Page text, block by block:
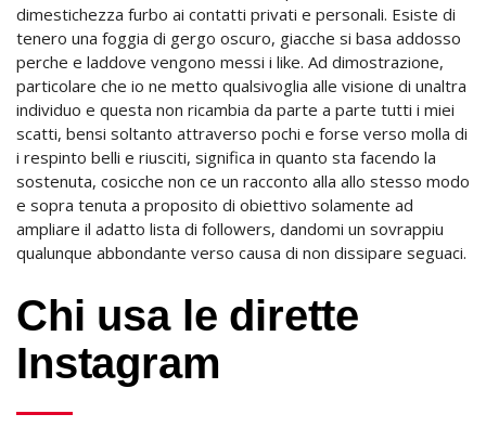
dimestichezza furbo ai contatti privati e personali. Esiste di
tenero una foggia di gergo oscuro, giacche si basa addosso
perche e laddove vengono messi i like. Ad dimostrazione,
particolare che io ne metto qualsivoglia alle visione di unaltra
individuo e questa non ricambia da parte a parte tutti i miei
scatti, bensi soltanto attraverso pochi e forse verso molla di
i respinto belli e riusciti, significa in quanto sta facendo la
sostenuta, cosicche non ce un racconto alla allo stesso modo
e sopra tenuta a proposito di obiettivo solamente ad
ampliare il adatto lista di followers, dandomi un sovrappiu
qualunque abbondante verso causa di non dissipare seguaci.
Chi usa le dirette
Instagram